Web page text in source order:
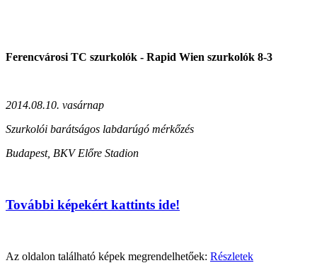
Ferencvárosi TC szurkolók - Rapid Wien szurkolók 8-3
2014.08.10. vasárnap
Szurkolói barátságos labdarúgó mérkőzés
Budapest, BKV Előre Stadion
További képekért kattints ide!
Az oldalon található képek megrendelhetőek: Részletek